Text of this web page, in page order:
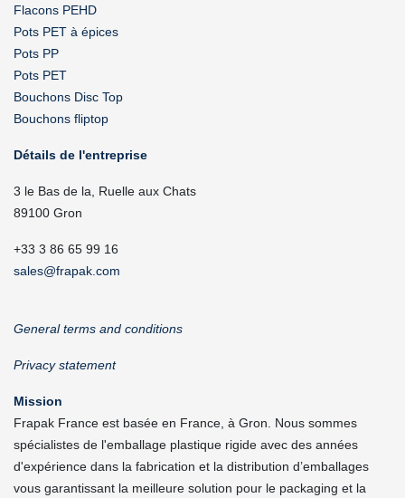
Flacons PEHD
Pots PET à épices
Pots PP
Pots PET
Bouchons Disc Top
Bouchons fliptop
Détails de l'entreprise
3 le Bas de la, Ruelle aux Chats
89100 Gron
+33 3 86 65 99 16
sales@frapak.com
General terms and conditions
Privacy statement
Mission
Frapak France est basée en France, à Gron. Nous sommes
spécialistes de l'emballage plastique rigide avec des années
d'expérience dans la fabrication et la distribution d’emballages
vous garantissant la meilleure solution pour le packaging et la